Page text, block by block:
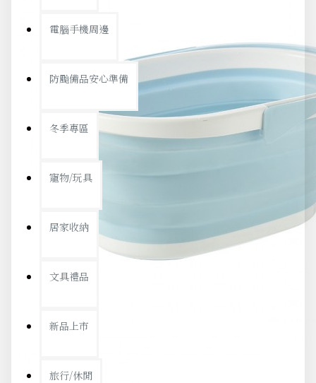
電腦手機周邊
防颱備品安心準備
冬季專區
寵物/玩具
居家收納
文具禮品
新品上市
旅行/休閒